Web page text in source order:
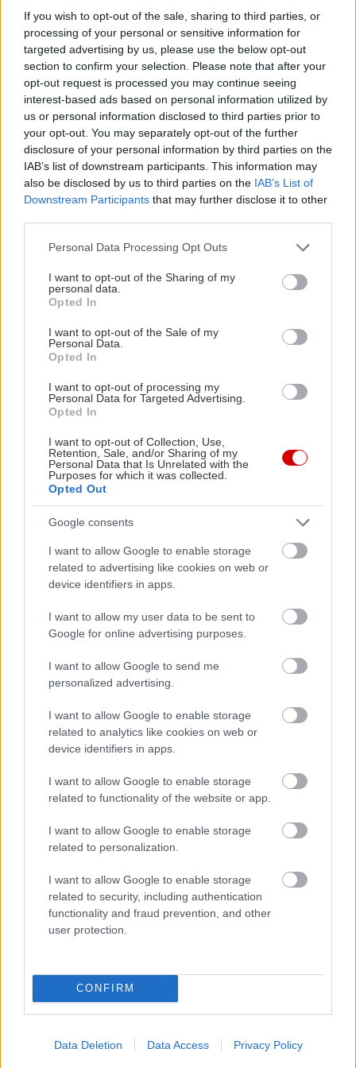
If you wish to opt-out of the sale, sharing to third parties, or
processing of your personal or sensitive information for
targeted advertising by us, please use the below opt-out
section to confirm your selection. Please note that after your
opt-out request is processed you may continue seeing
interest-based ads based on personal information utilized by
us or personal information disclosed to third parties prior to
your opt-out. You may separately opt-out of the further
disclosure of your personal information by third parties on the
IAB’s list of downstream participants. This information may
also be disclosed by us to third parties on the IAB’s List of
Downstream Participants that may further disclose it to other
Please note that this website/app uses one or more Google
not limited to your visit or usage behaviour. You may click to
grant or deny consent to Google and its third-party tags to
use your data for below specified purposes in below Google
consent section.
Personal Data Processing Opt Outs
I want to opt-out of the Sharing of my
personal data.
Opted In
I want to opt-out of the Sale of my
Personal Data.
Opted In
I want to opt-out of processing my
Personal Data for Targeted Advertising.
Opted In
I want to opt-out of Collection, Use,
Retention, Sale, and/or Sharing of my
Personal Data that Is Unrelated with the
Purposes for which it was collected.
Opted Out
Google consents
I want to allow Google to enable storage
related to advertising like cookies on web or
device identifiers in apps.
I want to allow my user data to be sent to
Google for online advertising purposes.
I want to allow Google to send me
personalized advertising.
I want to allow Google to enable storage
related to analytics like cookies on web or
device identifiers in apps.
I want to allow Google to enable storage
related to functionality of the website or app.
I want to allow Google to enable storage
related to personalization.
I want to allow Google to enable storage
related to security, including authentication
functionality and fraud prevention, and other
user protection.
CONFIRM
Data Deletion Data Access Privacy Policy
ένα γράμμα του ότι«οι ιστορίες γράφτηκαν για
να τις υποστηρίξουν, και όχι το ανάποδο. Για
μένα το όνομα έρχεται πρώτο, και η ιστορία
ακολουθεί. Θα προτιμούσα να έγραφα στη γλώσσα
των ξωτικών. Άφησα, όμως, στον Άρχοντα των
Δαχτυλιδιών, τόση “γλώσσα” όση πίστευα ότι οι
αναγνώστες θα μπορούσαν να χωνέψουν. Ούτως ή
άλλως, για μένα είναι εν πολλοίς μιασπουδή
επάνω στην “αισθητική γλωσσολογία”όπως
απαντώ συχνά στον κόσμο που με ρωτά “περί τίνος
πρόκειται”».
ΣΧΕΤΙΚΑ LINKS
Το Ardalambion, ένα από τα πληρέστερα
site για τις γλώσσες του Τόλκιν